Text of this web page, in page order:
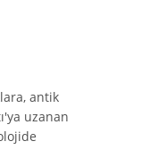
antik
uzanan